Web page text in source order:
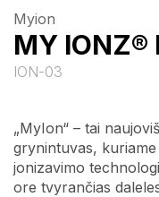
Myion
MY IONZ®
ION-03
„MyIon“ – tai
grynintuvas,
jonizavimo
ore tvyrančias